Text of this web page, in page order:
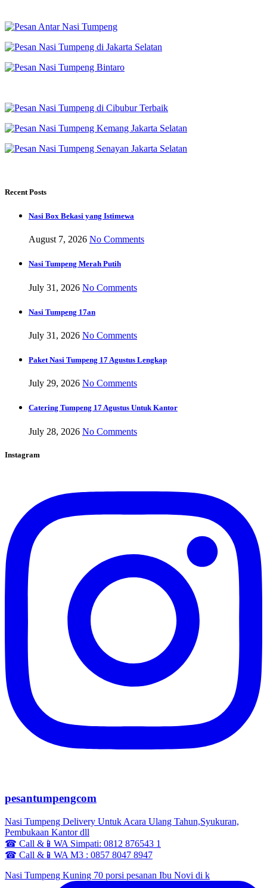
Recent Posts
Nasi Box Bekasi yang Istimewa
August 7, 2026 No Comments
Nasi Tumpeng Merah Putih
July 31, 2026 No Comments
Nasi Tumpeng 17an
July 31, 2026 No Comments
Paket Nasi Tumpeng 17 Agustus Lengkap
July 29, 2026 No Comments
Catering Tumpeng 17 Agustus Untuk Kantor
July 28, 2026 No Comments
Instagram
pesantumpengcom
Nasi Tumpeng Delivery Untuk Acara Ulang Tahun,Syukuran,
Pembukaan Kantor dll
☎ Call &📱WA Simpati: 0812 876543 1
☎ Call &📱WA M3 : 0857 8047 8947
Nasi Tumpeng Kuning 70 porsi pesanan Ibu Novi di k